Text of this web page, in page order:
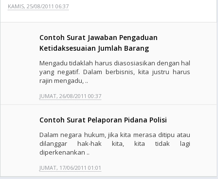
KAMIS, 25/08/2011 06:37
Contoh Surat Jawaban Pengaduan
Ketidaksesuaian Jumlah Barang
Mengadu tidaklah harus diasosiasikan dengan hal
yang negatif. Dalam berbisnis, kita justru harus
rajin mengadu, ..
JUMAT, 26/08/2011 00:37
Contoh Surat Pelaporan Pidana Polisi
Dalam negara hukum, jika kita merasa ditipu atau
dilanggar hak-hak kita, kita tidak lagi
diperkenankan ..
JUMAT, 17/06/2011 01:01